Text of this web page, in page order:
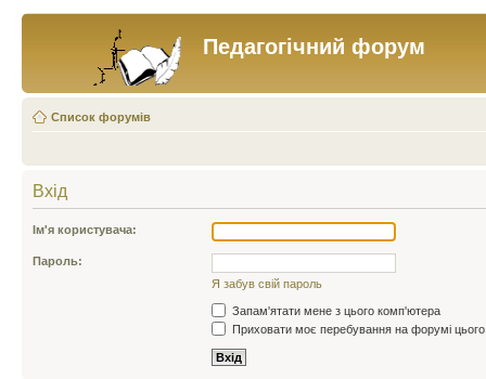
Педагогічний форум
Список форумів
Вхід
Ім'я користувача:
Пароль:
Я забув свій пароль
Запам'ятати мене з цього комп'ютера
Приховати моє перебування на форумі